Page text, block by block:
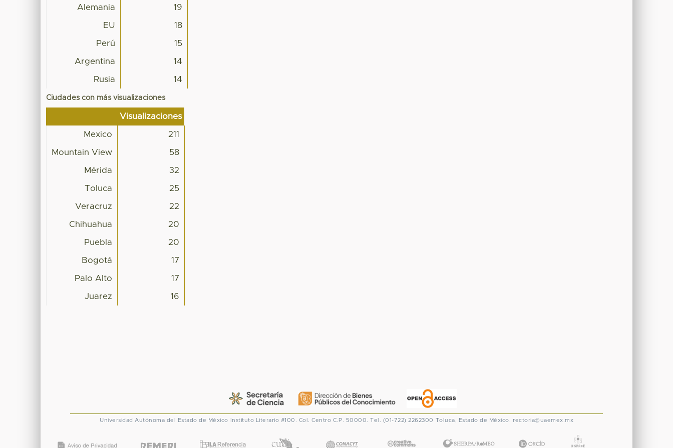
Alemania 19
EU 18
Perú 15
Argentina 14
Rusia 14
Ciudades con más visualizaciones
Visualizaciones
Mexico 211
Mountain View 58
Mérida 32
Toluca 25
Veracruz 22
Chihuahua 20
Puebla 20
Bogotá 17
Palo Alto 17
Juarez 16
Universidad Autónoma del Estado de México Instituto Literario #100. Col. Centro C.P. 50000. Tel. (01-722) 2262300 Toluca, Estado de México. rectoria@uaemex.mx